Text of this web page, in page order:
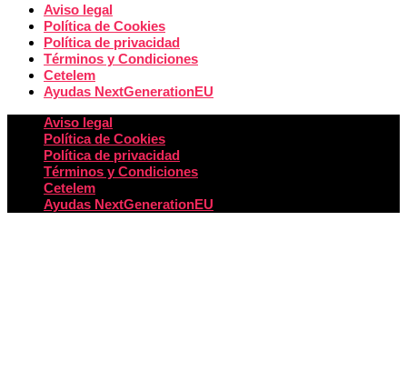
Aviso legal
Política de Cookies
Política de privacidad
Términos y Condiciones
Cetelem
Ayudas NextGenerationEU
Aviso legal
Política de Cookies
Política de privacidad
Términos y Condiciones
Cetelem
Ayudas NextGenerationEU